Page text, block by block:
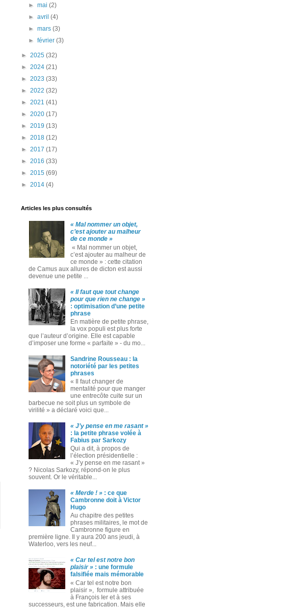
►mai(2)
►avril(4)
►mars(3)
►février(3)
► 2025 (32)
► 2024 (21)
► 2023 (33)
► 2022 (32)
► 2021 (41)
► 2020 (17)
► 2019 (13)
► 2018 (12)
► 2017 (17)
► 2016 (33)
► 2015 (69)
► 2014 (4)
Articles les plus consultés
« Mal nommer un objet,
c’est ajouter au malheur
de ce monde »
« Mal nommer un objet,
c’est ajouter au malheur de
ce monde » : cette citation
de Camus aux allures de dicton est aussi
devenue une petite ...
« Il faut que tout change
pour que rien ne change »
: optimisation d’une petite
phrase
En matière de petite phrase,
la vox populi est plus forte
que l’auteur d’origine. Elle est capable
d’imposer une forme « parfaite » ‑ du mo...
Sandrine Rousseau : la
notoriété par les petites
phrases
« Il faut changer de
mentalité pour que manger
une entrecôte cuite sur un
barbecue ne soit plus un symbole de
virilité » a déclaré voici que...
« J’y pense en me rasant »
: la petite phrase volée à
Fabius par Sarkozy
Qui a dit, à propos de
l’élection présidentielle :
« J’y pense en me rasant »
? Nicolas Sarkozy, répond-on le plus
souvent. Or le véritable...
« Merde ! »: ce que
Cambronne doit à Victor
Hugo
Au chapitre des petites
phrases militaires, le mot de
Cambronne figure en
première ligne. Il y aura 200 ans jeudi, à
Waterloo, vers les neuf...
« Car tel est notre bon
plaisir »: une formule
falsifiée mais mémorable
« Car tel est notre bon
plaisir », formule attribuée
à François Ier et à ses
successeurs, est une fabrication. Mais elle